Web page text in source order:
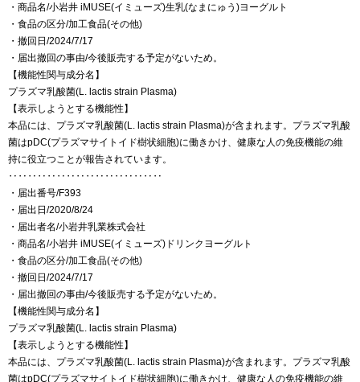
・商品名/小岩井 iMUSE(イミューズ)生乳(なまにゅう)ヨーグルト
・食品の区分/加工食品(その他)
・撤回日/2024/7/17
・届出撤回の事由/今後販売する予定がないため。
【機能性関与成分名】
プラズマ乳酸菌(L. lactis strain Plasma)
【表示しようとする機能性】
本品には、プラズマ乳酸菌(L. lactis strain Plasma)が含まれます。プラズマ乳酸
菌はpDC(プラズマサイトイド樹状細胞)に働きかけ、健康な人の免疫機能の維
持に役立つことが報告されています。
‥‥‥‥‥‥‥‥‥‥‥‥‥‥‥‥
・届出番号/F393
・届出日/2020/8/24
・届出者名/小岩井乳業株式会社
・商品名/小岩井 iMUSE(イミューズ)ドリンクヨーグルト
・食品の区分/加工食品(その他)
・撤回日/2024/7/17
・届出撤回の事由/今後販売する予定がないため。
【機能性関与成分名】
プラズマ乳酸菌(L. lactis strain Plasma)
【表示しようとする機能性】
本品には、プラズマ乳酸菌(L. lactis strain Plasma)が含まれます。プラズマ乳酸
菌はpDC(プラズマサイトイド樹状細胞)に働きかけ、健康な人の免疫機能の維